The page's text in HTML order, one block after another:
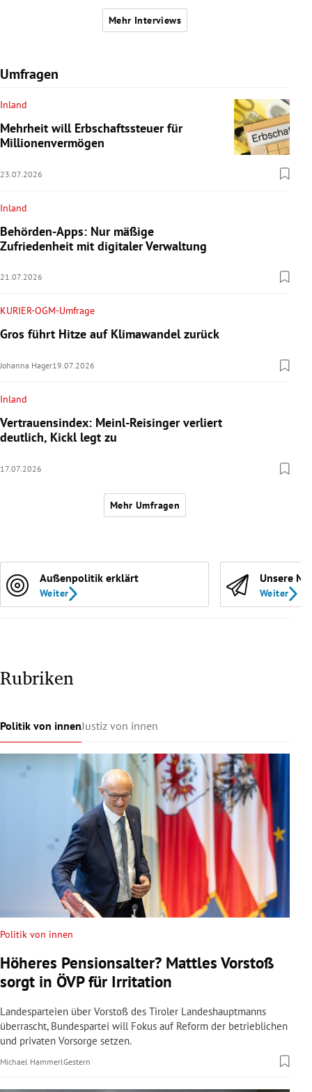
Mehr Interviews
Umfragen
Inland
Mehrheit will Erbschaftssteuer für
Millionenvermögen
23.07.2026
Inland
Behörden-Apps: Nur mäßige
Zufriedenheit mit digitaler Verwaltung
21.07.2026
KURIER-OGM-Umfrage
Gros führt Hitze auf Klimawandel zurück
Johanna Hager19.07.2026
Inland
Vertrauensindex: Meinl-Reisinger verliert
deutlich, Kickl legt zu
17.07.2026
Mehr Umfragen
Außenpolitik erklärt
Weiter
Unsere
Weiter
Rubriken
Politik von innenJustiz von innen
Politik von innen
Höheres Pensionsalter? Mattles Vorstoß
sorgt in ÖVP für Irritation
Landesparteien über Vorstoß des Tiroler Landeshauptmanns
überrascht, Bundespartei will Fokus auf Reform der betrieblichen
und privaten Vorsorge setzen.
Michael HammerlGestern